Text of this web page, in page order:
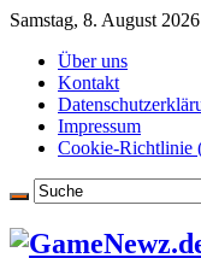
Samstag, 8. August 2026
Über uns
Kontakt
Impressum
Cookie-Richtlinie